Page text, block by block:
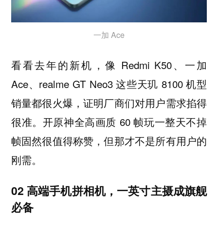
一加 Ace
看看去年的新机，像 Redmi K50、一加
Ace、realme GT Neo3 这些天玑 8100 机型
销量都很火爆，证明厂商们对用户需求掐得
很准。开原神全高画质 60 帧玩一整天不掉
帧固然很值得称赞，但那才不是所有用户的
刚需。
02 高端手机拼相机，一英寸主摄成旗舰
必备